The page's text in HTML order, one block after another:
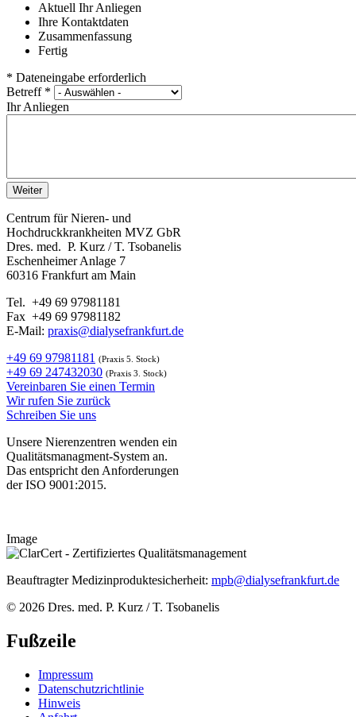
Aktuell Ihr Anliegen
Ihre Kontaktdaten
Zusammenfassung
Fertig
* Dateneingabe erforderlich
Betreff *
Ihr Anliegen
Centrum für Nieren- und
Hochdruckkrankheiten MVZ GbR
Dres. med. P. Kurz / T. Tsobanelis
Eschenheimer Anlage 7
60316 Frankfurt am Main
Tel. +49 69 97981181
Fax +49 69 97981182
E-Mail: praxis@dialysefrankfurt.de
+49 69 97981181 (Praxis 5. Stock)
+49 69 247432030 (Praxis 3. Stock)
Vereinbaren Sie einen Termin
Wir rufen Sie zurück
Schreiben Sie uns
Unsere Nierenzentren wenden ein
Qualitätsmanagment-System an.
Das entspricht den Anforderungen
der ISO 9001:2015.
Image
Beauftragter Medizinproduktesicherheit: mpb@dialysefrankfurt.de
© 2026 Dres. med. P. Kurz / T. Tsobanelis
Fußzeile
Impressum
Datenschutzrichtlinie
Hinweis